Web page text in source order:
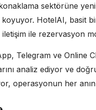
sektörüne
koyuyor. HotelAI, basit
ile rezervasyon
Telegram ve Online
analiz ediyor ve
operasyonun her